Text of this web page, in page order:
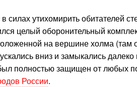
утихомирить обитателей
целый оборонительный
на вершине холма (там
вниз и замыкались далеко
полностью защищен от любых
России.